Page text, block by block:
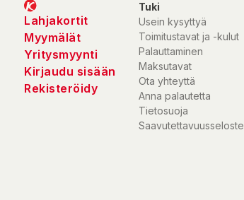
Lahjakortit
Myymälät
Yritysmyynti
Kirjaudu sisään
Rekisteröidy
Tuki
Usein kysyttyä
Toimitustavat ja -kulut
Palauttaminen
Maksutavat
Ota yhteyttä
Anna palautetta
Tietosuoja
Saavutettavuusseloste